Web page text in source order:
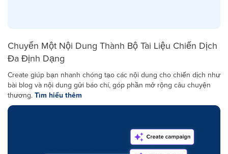
Chuyển Một Nội Dung Thành Bộ Tài Liệu Chiến Dịch
Đa Định Dạng
Create giúp bạn nhanh chóng tạo các nội dung cho chiến dịch như
bài blog và nội dung gửi báo chí, góp phần mở rộng câu chuyện
thương. Tìm hiểu thêm